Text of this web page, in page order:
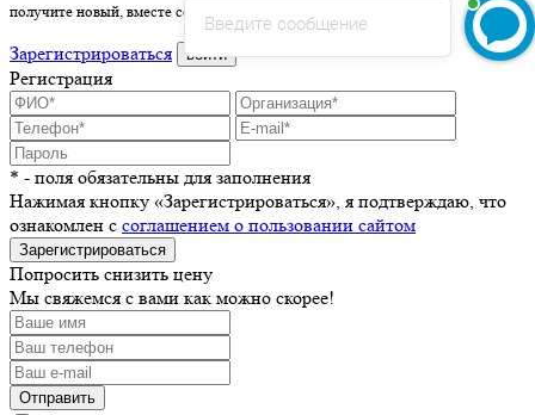
получите новый, вместе со ссылкой на активацию.
Зарегистрироваться войти
Регистрация
* - поля обязательны для заполнения
Нажимая кнопку «Зарегистрироваться», я подтверждаю, что
ознакомлен с соглашением о пользовании сайтом
Зарегистрироваться
Попросить снизить цену
Мы свяжемся с вами как можно скорее!
Отправить
Введите сообщение